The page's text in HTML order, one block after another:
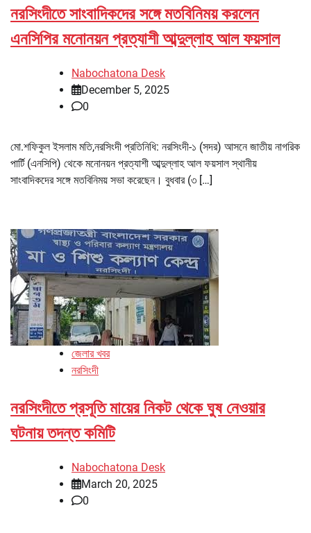
নরসিংদীতে সাংবাদিকদের সঙ্গে মতবিনিময় করলেন
এনসিপির মনোনয়ন প্রত্যাশী আব্দুল্লাহ আল ফয়সাল
Nabochatona Desk
December 5, 2025
0
মো.শফিকুল ইসলাম মতি,নরসিংদী প্রতিনিধি: নরসিংদী-১ (সদর) আসনে জাতীয় নাগরিক
পার্টি (এনসিপি) থেকে মনোনয়ন প্রত্যাশী আব্দুল্লাহ আল ফয়সাল স্থানীয়
সাংবাদিকদের সঙ্গে মতবিনিময় সভা করেছেন। বুধবার (৩ […]
জেলার খবর
নরসিংদী
নরসিংদীতে প্রসূতি মায়ের নিকট থেকে ঘুষ নেওয়ার
ঘটনায় তদন্ত কমিটি
Nabochatona Desk
March 20, 2025
0